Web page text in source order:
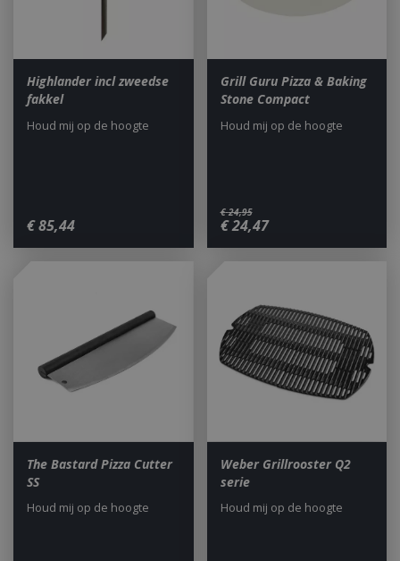
Highlander incl zweedse
fakkel
€85,44
Houd mij op de hoogte
Grill Guru Pizza & Baking
Stone Compact
€ 24,95
€24,47
Houd mij op de hoogte
The Bastard Pizza Cutter
SS
Houd mij op de hoogte
Weber Grillrooster Q2
serie
Houd mij op de hoogte